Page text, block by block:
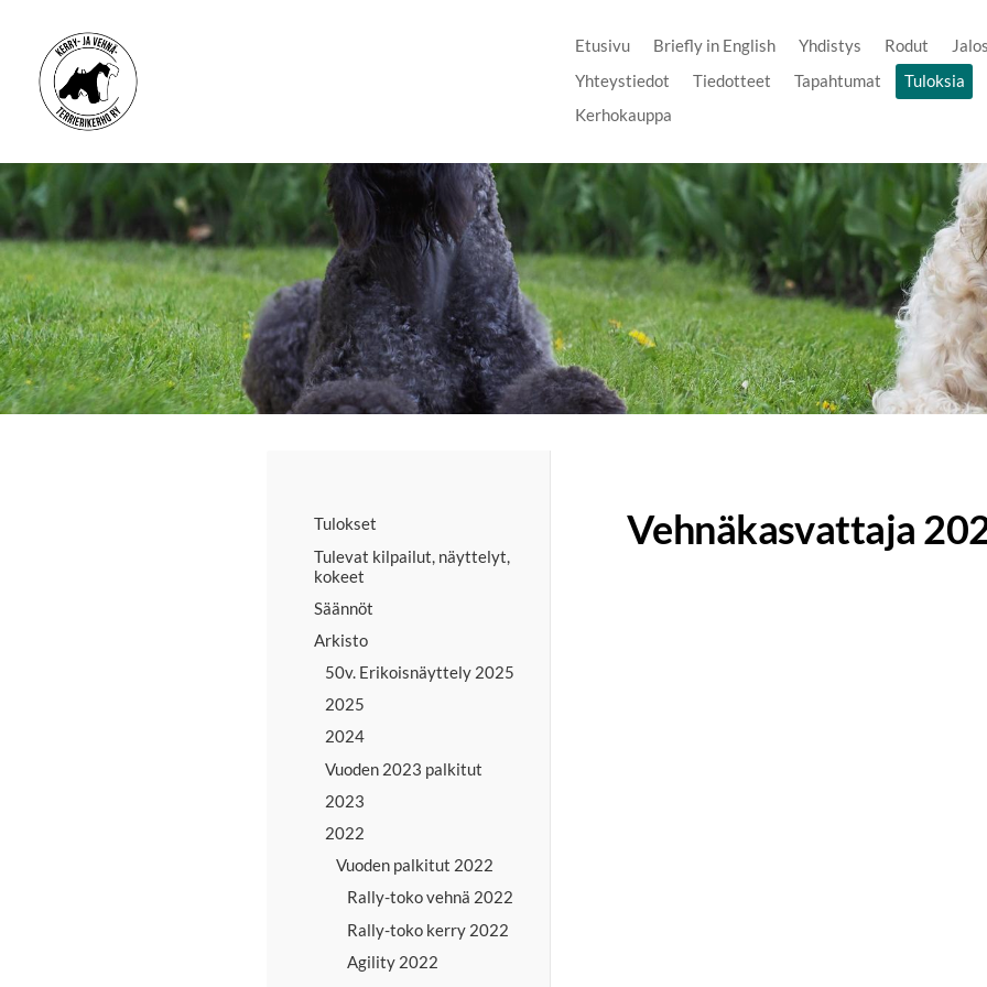
sivun
sisältöön
Kerry- ja vehnäterrierikerho
Etusivu Briefly in English Yhdistys Rodut
Yhteystiedot
Tiedotteet Tapahtumat
Tuloksia
Kerhokauppa
Tulokset
Tulevat kilpailut, näyttelyt,
kokeet
Säännöt
Arkisto
50v. Erikoisnäyttely 2025
2025
2024
Vuoden 2023 palkitut
2023
2022
Vuoden palkitut 2022
Rally-toko vehnä 2022
Rally-toko kerry 2022
Agility 2022
Vehnäkasvattaja